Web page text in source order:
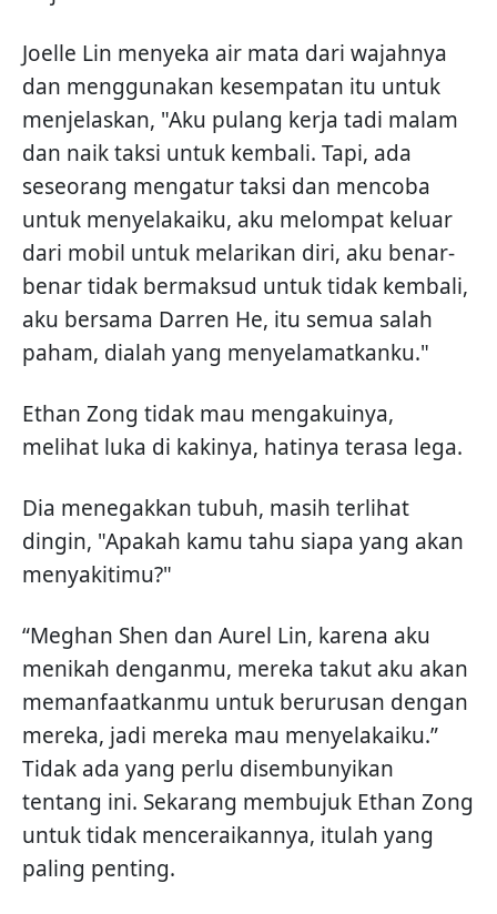
Joelle Lin menyeka air mata dari wajahnya
dan menggunakan kesempatan itu untuk
menjelaskan, "Aku pulang kerja tadi malam
dan naik taksi untuk kembali. Tapi, ada
seseorang mengatur taksi dan mencoba
untuk menyelakaiku, aku melompat keluar
dari mobil untuk melarikan diri, aku benar-
benar tidak bermaksud untuk tidak kembali,
aku bersama Darren He, itu semua salah
paham, dialah yang menyelamatkanku."
Ethan Zong tidak mau mengakuinya,
melihat luka di kakinya, hatinya terasa lega.
Dia menegakkan tubuh, masih terlihat
dingin, "Apakah kamu tahu siapa yang akan
menyakitimu?"
“Meghan Shen dan Aurel Lin, karena aku
menikah denganmu, mereka takut aku akan
memanfaatkanmu untuk berurusan dengan
mereka, jadi mereka mau menyelakaiku.”
Tidak ada yang perlu disembunyikan
tentang ini. Sekarang membujuk Ethan Zong
untuk tidak menceraikannya, itulah yang
paling penting.